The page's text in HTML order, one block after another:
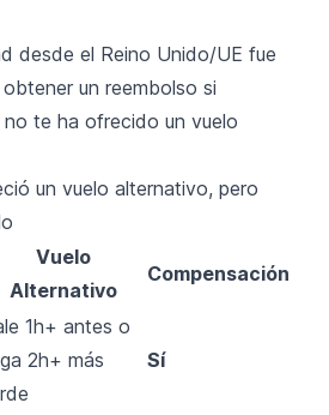
desde el Reino Unido/UE fue
un reembolso si
no te ha ofrecido un vuelo
un vuelo alternativo, pero
Vuelo
Alternativo
Compensación
1h+ antes o
2h+ más
Sí